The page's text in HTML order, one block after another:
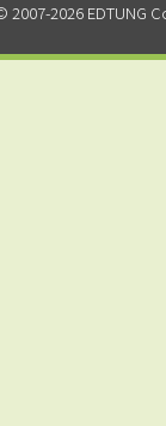
2026 EDTUNG